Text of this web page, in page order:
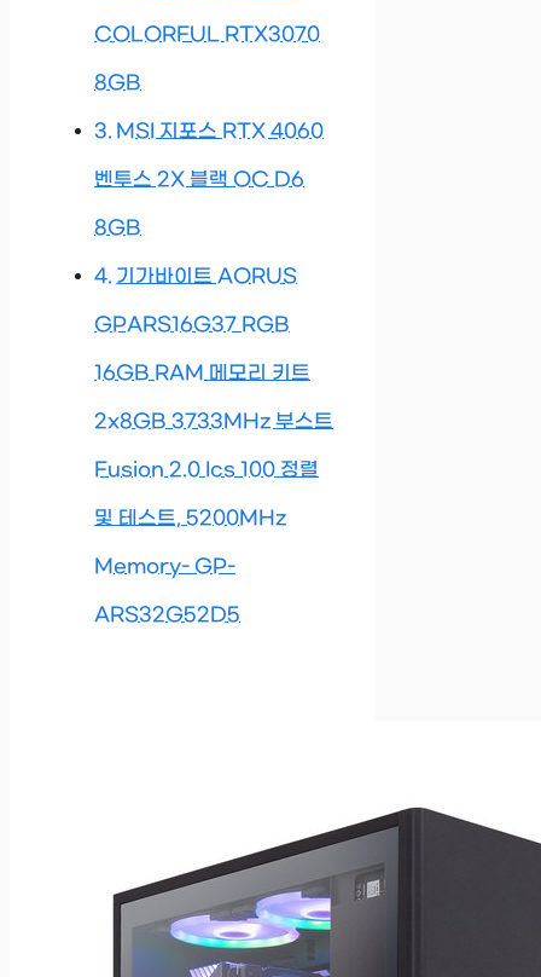
COLORFUL RTX3070
8GB
MSI 지포스 RTX 4060
벤투스 2X 블랙 OC D6
8GB
기가바이트 AORUS
GPARS16G37 RGB
16GB RAM 메모리 키트
2x8GB 3733MHz 부스트
Fusion 2.0 Ics 100 정렬
및 테스트, 5200MHz
Memory- GP-
ARS32G52D5